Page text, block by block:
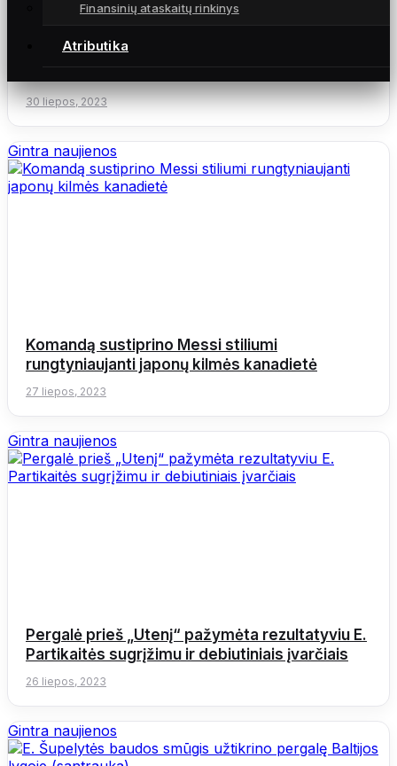
Finansinių ataskaitų rinkinys
Atributika
įveikė Estijos čempiones (apžvalga,
30 liepos, 2023
Gintra naujienos
Komandą sustiprino Messi stiliumi
rungtyniaujanti japonų kilmės kanadietė
27 liepos, 2023
Gintra naujienos
Pergalė prieš „Utenį“ pažymėta rezultatyviu E.
Partikaitės sugrįžimu ir debiutiniais įvarčiais
26 liepos, 2023
Gintra naujienos